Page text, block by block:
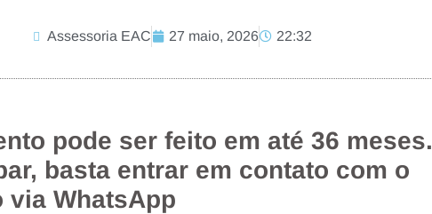
Assessoria EAC 27 maio, 2026 22:32
pode ser feito em até 36 meses.
basta entrar em contato com o
via WhatsApp